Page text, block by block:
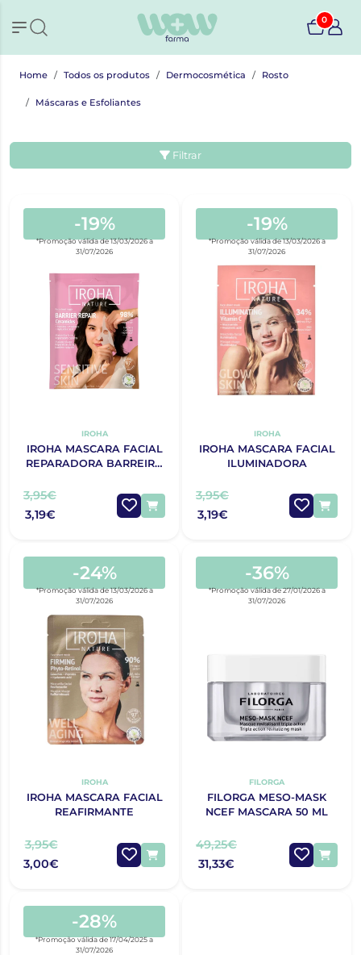
0
Home Todos os produtos Dermocosmética Rosto
Máscaras e Esfoliantes
Filtrar
-19%
*Promoção válida de 13/03/2026 a
31/07/2026
IROHA
IROHA MASCARA FACIAL
REPARADORA BARREIRA
3,95€
3,19€
-19%
*Promoção válida de 13/03/2026 a
31/07/2026
IROHA
IROHA MASCARA FACIAL
ILUMINADORA
3,95€
3,19€
-24%
*Promoção válida de 13/03/2026 a
31/07/2026
IROHA
IROHA MASCARA FACIAL
REAFIRMANTE
3,95€
3,00€
-36%
*Promoção válida de 27/01/2026 a
31/07/2026
FILORGA
FILORGA MESO-MASK
NCEF MASCARA 50 ML
49,25€
31,33€
-28%
*Promoção válida de 17/04/2025 a
31/07/2026